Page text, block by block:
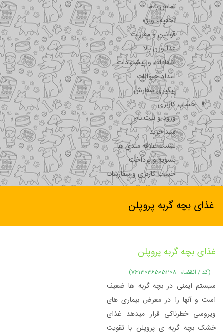
تماس با ما
تخفیف ویژه
قوانین و مقررات
غذا وزن بالا
انتقادات و پیشنهادات
امداد حیوانات
پیگیری سفارش
حساب کاربری
ورود و ثبت نام
سبد خرید
لیست علاقه مندی ها
تسویه و پرداخت
حساب کاربری و سفارشات
غذای بچه گربه پروپلن
غذای بچه گربه پروپلن
(کد / انقضاء : 7613036505208)
سیستم ایمنی در بچه گربه ها ضعیف
است و آنها را در معرض بیماری های
ویروسی خطرناکی قرار میدهد غذای
خشک بچه گربه ی پروپلن با تقویت